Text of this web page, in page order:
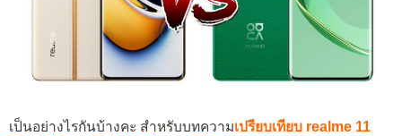
เป็นอย่างไรกันบ้างคะ สำหรับบทความเปรียบเทียบ realme 11